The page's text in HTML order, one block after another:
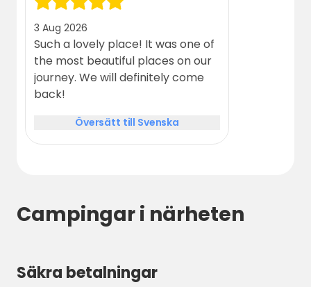
3 Aug 2026
Such a lovely place! It was one of
the most beautiful places on our
journey. We will definitely come
back!
Översätt till Svenska
Campingar i närheten
Säkra betalningar